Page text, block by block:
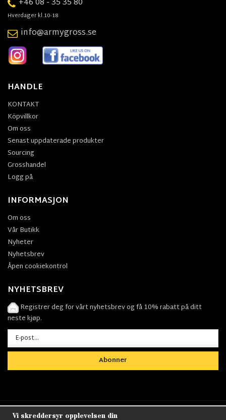
+46 08 - 35 35 80
Hverdager kl.10-18
info@armygross.se
HANDLE
KONTAKT
Köpvillkor
Om oss
Senast uppdaterade produkter
Sourcing
Grosshandel
Logg på
INFORMASJON
Om oss
Vår Butikk
Nyheter
Nyhetsbrev
Åpen cookiekontrol
NYHETSBREV
Registrer deg for vårt nyhetsbrev og få 10% rabatt på ditt
neste kjøp.
Abonner
Vi skreddersyr opplevelsen din